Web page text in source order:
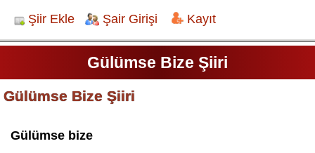
Şiir Ekle Şair Girişi Kayıt
Gülümse Bize Şiiri
Gülümse Bize Şiiri
Gülümse bize